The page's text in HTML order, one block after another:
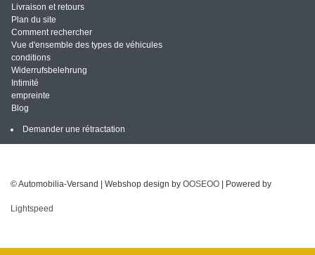
Livraison et retours
Plan du site
Comment rechercher
Vue d'ensemble des types de véhicules
conditions
Widerrufsbelehrung
Intimité
empreinte
Blog
Demander une rétractation
© Automobilia-Versand | Webshop design by OOSEOO | Powered by
Lightspeed